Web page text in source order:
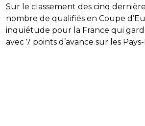
Sur le classement des cinq
nombre de qualifiés en Coupe
inquiétude pour la France qui
avec 7 points d’avance sur les Pays-